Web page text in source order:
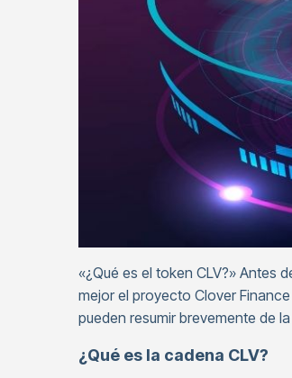
«¿Qué es el token CLV?» Antes
mejor el proyecto Clover
pueden resumir brevemente de
¿Qué es la cadena CLV?